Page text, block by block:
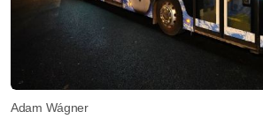
Adam Wágner